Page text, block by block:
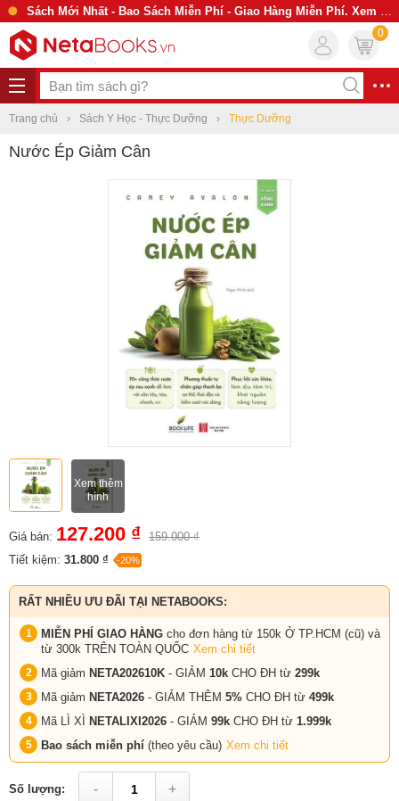
Sách Mới Nhất - Bao Sách Miễn Phí - Giao Hàng Miễn Phí. Xem Ngay
0
Trang chủ Sách Y Học - Thực Dưỡng Thực Dưỡng
Nước Ép Giảm Cân
Xem thêm
hình
Giá bán: 127.200 ₫ 159.000 ₫
Tiết kiệm: 31.800 ₫ -20%
RẤT NHIỀU ƯU ĐÃI TẠI NETABOOKS:
MIỄN PHÍ GIAO HÀNG cho đơn hàng từ 150k Ở TP.HCM (cũ) và
từ 300k TRÊN TOÀN QUỐC Xem chi tiết
Mã giảm NETA202610K - GIẢM 10k CHO ĐH từ 299k
Mã giảm NETA2026 - GIẢM THÊM 5% CHO ĐH từ 499k
Mã LÌ XÌ NETALIXI2026 - GIẢM 99k CHO ĐH từ 1.999k
Bao sách miễn phí (theo yêu cầu) Xem chi tiết
Số lượng: - +